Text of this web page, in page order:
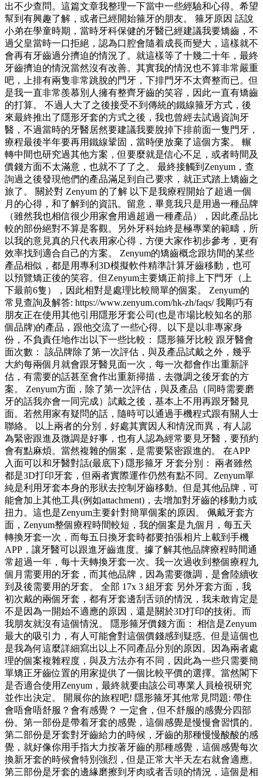
出不少查問。這篇文章我整理一下當中一些經驗和心得。希望
幫到有興趣了解，或者已經開始箍牙的朋友。 箍牙原因 話說
小弟在學童時期，當時牙科保健的牙醫已經建議我要矯齒，不
過父皇當時一口拒絕，認為口腔會隨着成長而變大，這樣就不
會再有牙齒過分擠迫的情況了。就這樣等了十幾二十年，最終
牙齒擠迫的情況當然沒有改善。其實我的情況也不算非常嚴重
吧，上排有兩隻非常跳脫的門牙，下排門牙不太齊整而已。但
是我一直非常羨慕別人擁有整齊牙齒的笑容，因此一直有矯齒
的打算。 不過人大了之後接受不到傳統的鐵線箍牙方式，後
來最終推出了隱形牙套的方式之後，我也曾經去試過資詢牙
醫，不過當時的牙醫居然要建議我要脫掉下排前面一隻門牙，
療程最後半年要再用鐵線鞏固，當時便放棄了這個方案。 輾
轉中間也研究過其他方案，但要麼就是信心不足，或者時間及
價錢方面不太滿意，也就不了了之。 最終接觸到Zenyum，查
詢過之後發現他們的產品滿足到自己要求，就正式踏上矯齒之
旅了。 關於對 Zenyum 的了解 以下是我療程開始了超過一個
月的心得，和了解到的資訊。留意，畢竟我只是用過一種品牌
（雖然我也相信很少用家會用過超過一種產品），因此產品比
較的部份絕對不算是客觀。另外牙科始終是極專業的範疇，所
以我的意見真的只代表用家心得，方便大家作初步參考，更有
效率找到適合自己的方案。 Zenyum的矯齒概念跟坊間的某些
產品相似，都是用專利3D模擬軟件精準計算牙齒移動，也可
以預覽矯正後的笑容。但Zenyum主要矯正前排上下門牙（上
下最前6隻），因此相對是處理比較簡單的個案。 Zenyum的
常見查詢及解答: https://www.zenyum.com/hk-zh/faqs/ 我剛巧有
朋友正在使用其他引用隱形牙套公司(也是市場比較知名的那
個品牌)的產品，跟他交流了一些心得。以下是以非專家身
份，不負責任地作出以下一些比較： 隱形箍牙比較 跟牙醫會
面次數： 該品牌除了第一次評估，與及產品試戴之外，幾乎
大約每兩個月就會跟牙醫見面一次，每一次都會作出重新評
估，有需要的話甚至會作出重新掃描，去微調之後牙套的方
案。 Zenyum方面，除了第一次評估，與及產品（同時需要磨
牙的話我亦會一同完成）試戴之後，基本上不用再跟牙醫見
面。若然用家有疑問的話，隨時可以通過手機程式跟有關人士
聯絡。 以上兩者的分別，好處其實因人和情況而異，有人認
為緊密跟進及微調是好事，也有人認為經常要見牙醫，要預約
會有點麻煩。當然複雜的個案，是需要緊密跟進的。 在APP
入面可以和牙醫對話(最底下) 隱形箍牙 牙套分別： 兩者雖然
都是3D打印牙套，但兩者實際運作仍然有點不同。Zenyum單
純是利用牙套本身的形狀去控制牙齒移動。但是其他品牌，可
能會加上其他工具(例如attachment)，去增加對牙齒的移動力或
扭力。這也是Zenyum主要針對簡單個案的原因。 佩戴牙套方
面，Zenyum整個療程時間較短，我的個案是九個月，每五天
轉換牙套一次，而每五日換牙套時都要拍張相片上載到手機
APP，讓牙醫可以跟進牙齒進度。據了解其他品牌療程時間通
常超過一年，每十天轉換牙套一次。我一次過收到整個療程九
個月需要用的牙套，而其他品牌，因為需要微調，是會陸續收
到及後需要用的牙套。 全部 17x 3 組牙套 另外牙套方面，我
初次戴的兩個牙套，都有牙套邊刮舌頭的情況，我未敢肯定是
不是因為一開始不適應的原因，還是關於3D打印的技術。而
我朋友就沒有這個情況。 隱形箍牙價錢方面： 相信是Zenyum
最大的吸引力，有人可能會對這個價錢感到疑惑。但是這個也
是我為何這麼詳細寫出以上不同產品分別的原因。因為兩者處
理的個案複雜程度，與及方法亦有不同，因此為一些只需要簡
單矯正牙齒位置的用家提供了一個比較平價的選擇。當然閣下
是否適合使用Zenyum，最終就要由該公司專業人員檢視研究
並作出決定。 開展你的旅程吧! 隱形箍牙其他常見問題: 帶住
會唔會唔舒服？會有感覺？ 一定會，但不舒服的感覺分四部
份。第一部份是帶着牙套的感覺，這個感覺是慢慢會習慣的。
第二部份是牙套對牙齒給力的時候，牙齒的那種慢慢酸酸的感
覺，就好像你用手指大力按著牙齒的那種感覺，這個感覺每次
換新牙套的時候會特別強烈，但是正常大半天左右就會適應。
第三部份是牙套的邊緣磨擦到牙肉或者舌頭的情況，這個是相